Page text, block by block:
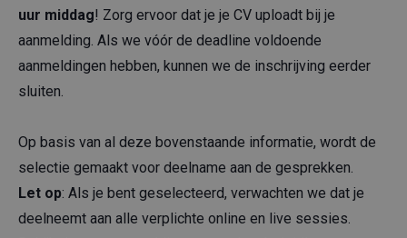
uur middag! Zorg ervoor dat je je CV uploadt bij je
aanmelding. Als we vóór de deadline voldoende
aanmeldingen hebben, kunnen we de inschrijving eerder
sluiten.
Op basis van al deze bovenstaande informatie, wordt de
selectie gemaakt voor deelname aan de gesprekken.
Let op: Als je bent geselecteerd, verwachten we dat je
deelneemt aan alle verplichte online en live sessies.